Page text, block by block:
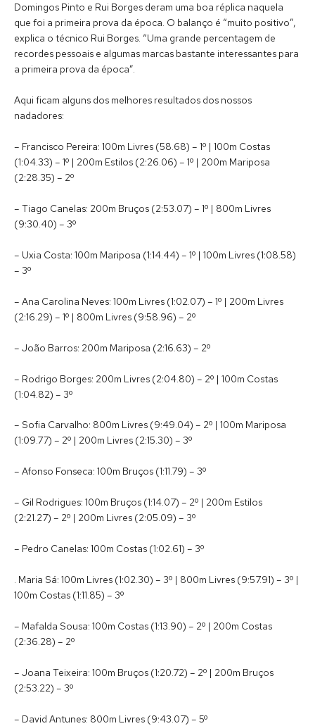
Domingos Pinto e Rui Borges deram uma boa réplica naquela
que foi a primeira prova da época. O balanço é “muito positivo”,
explica o técnico Rui Borges. “Uma grande percentagem de
recordes pessoais e algumas marcas bastante interessantes para
a primeira prova da época”.
Aqui ficam alguns dos melhores resultados dos nossos
nadadores:
– Francisco Pereira: 100m Livres (58.68) – 1º | 100m Costas
(1:04.33) – 1º | 200m Estilos (2:26.06) – 1º | 200m Mariposa
(2:28.35) – 2º
– Tiago Canelas: 200m Bruços (2:53.07) – 1º | 800m Livres
(9:30.40) – 3º
– Uxia Costa: 100m Mariposa (1:14.44) – 1º | 100m Livres (1:08.58)
– 3º
– Ana Carolina Neves: 100m Livres (1:02.07) – 1º | 200m Livres
(2:16.29) – 1º | 800m Livres (9:58.96) – 2º
– João Barros: 200m Mariposa (2:16.63) – 2º
– Rodrigo Borges: 200m Livres (2:04.80) – 2º | 100m Costas
(1:04.82) – 3º
– Sofia Carvalho: 800m Livres (9:49.04) – 2º | 100m Mariposa
(1:09.77) – 2º | 200m Livres (2:15.30) – 3º
– Afonso Fonseca: 100m Bruços (1:11.79) – 3º
– Gil Rodrigues: 100m Bruços (1:14.07) – 2º | 200m Estilos
(2:21.27) – 2º | 200m Livres (2:05.09) – 3º
– Pedro Canelas: 100m Costas (1:02.61) – 3º
. Maria Sá: 100m Livres (1:02.30) – 3º | 800m Livres (9:57.91) – 3º |
100m Costas (1:11.85) – 3º
– Mafalda Sousa: 100m Costas (1:13.90) – 2º | 200m Costas
(2:36.28) – 2º
– Joana Teixeira: 100m Bruços (1:20.72) – 2º | 200m Bruços
(2:53.22) – 3º
– David Antunes: 800m Livres (9:43.07) – 5º